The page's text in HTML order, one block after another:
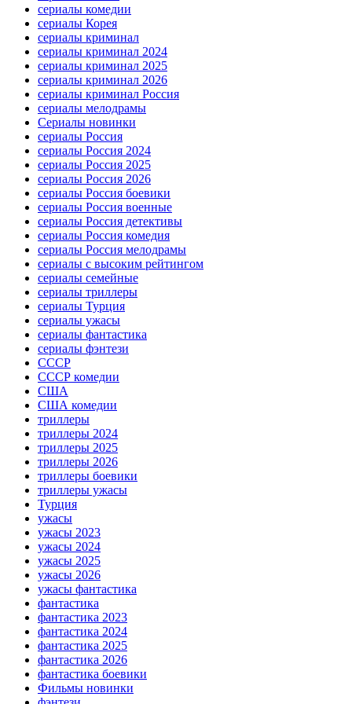
сериалы комедии
сериалы Корея
сериалы криминал
сериалы криминал 2024
сериалы криминал 2025
сериалы криминал 2026
сериалы криминал Россия
сериалы мелодрамы
Сериалы новинки
сериалы Россия
сериалы Россия 2024
сериалы Россия 2025
сериалы Россия 2026
сериалы Россия боевики
сериалы Россия военные
сериалы Россия детективы
сериалы Россия комедия
сериалы Россия мелодрамы
сериалы с высоким рейтингом
сериалы семейные
сериалы триллеры
сериалы Турция
сериалы ужасы
сериалы фантастика
сериалы фэнтези
СССР
СССР комедии
США
США комедии
триллеры
триллеры 2024
триллеры 2025
триллеры 2026
триллеры боевики
триллеры ужасы
Турция
ужасы
ужасы 2023
ужасы 2024
ужасы 2025
ужасы 2026
ужасы фантастика
фантастика
фантастика 2023
фантастика 2024
фантастика 2025
фантастика 2026
фантастика боевики
Фильмы новинки